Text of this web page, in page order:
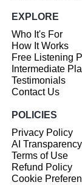
EXPLORE
Who It's For
How It Works
Free Listening
Intermediate
Testimonials
Contact Us
POLICIES
Privacy Policy
AI
Terms of Use
Refund Policy
Cookie